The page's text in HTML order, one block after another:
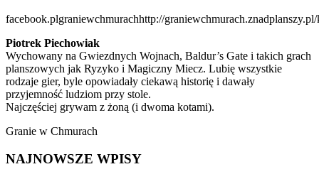
facebook.plgraniewchmurachhttp://
Piotrek Piechowiak
Wychowany na Gwiezdnych Wojnach, Baldur’s Gate i takich grach
planszowych jak Ryzyko i Magiczny Miecz. Lubię wszystkie
rodzaje gier, byle opowiadały ciekawą historię i dawały
przyjemność ludziom przy stole.
Najczęściej grywam z żoną (i dwoma kotami).
Granie w Chmurach
NAJNOWSZE WPISY